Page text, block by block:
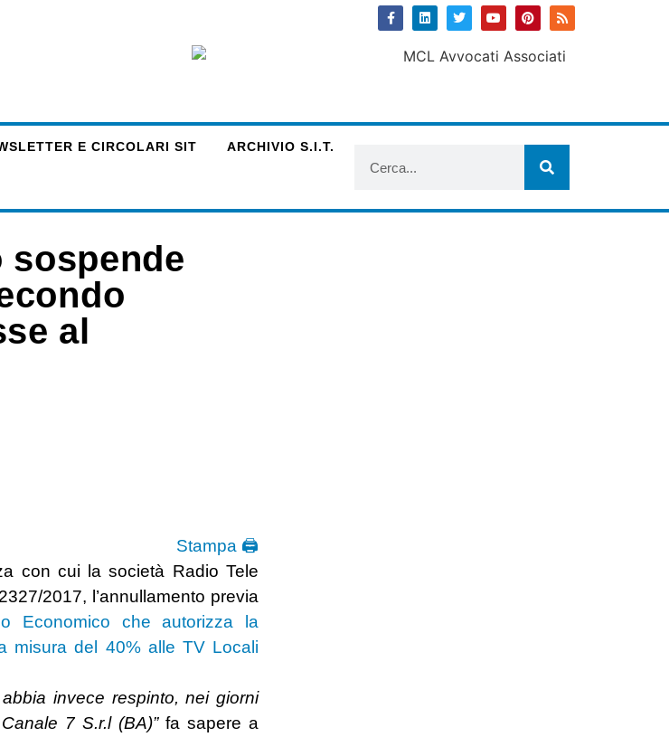
E CIRCOLARI SIT ARCHIVIO S.I.T.
al
Stampa 🖨
con cui la società Radio Tele
2017, l’annullamento previa
Economico che autorizza la
misura del 40% alle TV Locali
invece respinto, nei giorni
7 S.r.l (BA)”fa sapere a